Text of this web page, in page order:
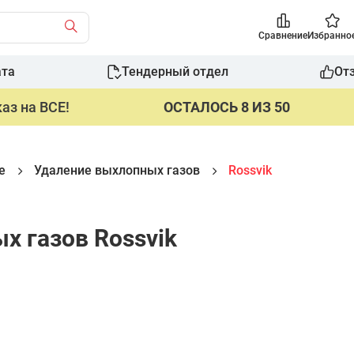
Сравнение
Тендерный отдел
на ВСЕ! ОСТАЛОСЬ 8 ИЗ 50
Удаление выхлопных газов Rossvik
газов Rossvik